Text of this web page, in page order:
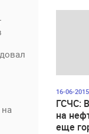
16-06-
ГСЧС:
на
еще